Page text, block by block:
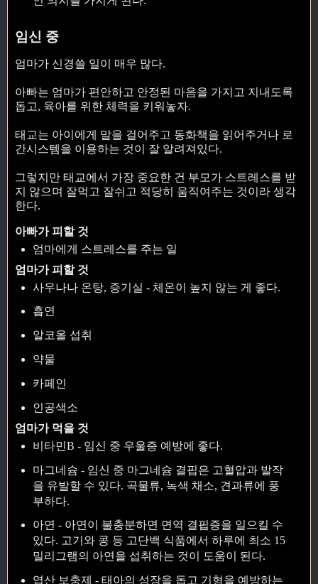
임신 중
엄마가 신경쓸 일이 매우 많다.
아빠는 엄마가 편안하고 안정된 마음을 가지고 지내도록
돕고, 육아를 위한 체력을 키워놓자.
태교는 아이에게 말을 걸어주고 동화책을 읽어주거나 로
간시스템을 이용하는 것이 잘 알려져있다.
그렇지만 태교에서 가장 중요한 건 부모가 스트레스를 받
지 않으며 잘먹고 잘쉬고 적당히 움직여주는 것이라 생각
한다.
아빠가 피할 것
엄마에게 스트레스를 주는 일
엄마가 피할 것
사우나나 온탕, 증기실 - 체온이 높지 않는 게 좋다.
흡연
알코올 섭취
약물
카페인
인공색소
엄마가 먹을 것
비타민B - 임신 중 우울증 예방에 좋다.
마그네슘 - 임신 중 마그네슘 결핍은 고혈압과 발작
을 유발할 수 있다. 곡물류, 녹색 채소, 견과류에 풍
부하다.
아연 - 아연이 불충분하면 면역 결핍증을 일으킬 수
있다. 고기와 콩 등 고단백 식품에서 하루에 최소 15
밀리그램의 아연을 섭취하는 것이 도움이 된다.
엽산 보충제 - 태아의 성장을 돕고 기형을 예방하는